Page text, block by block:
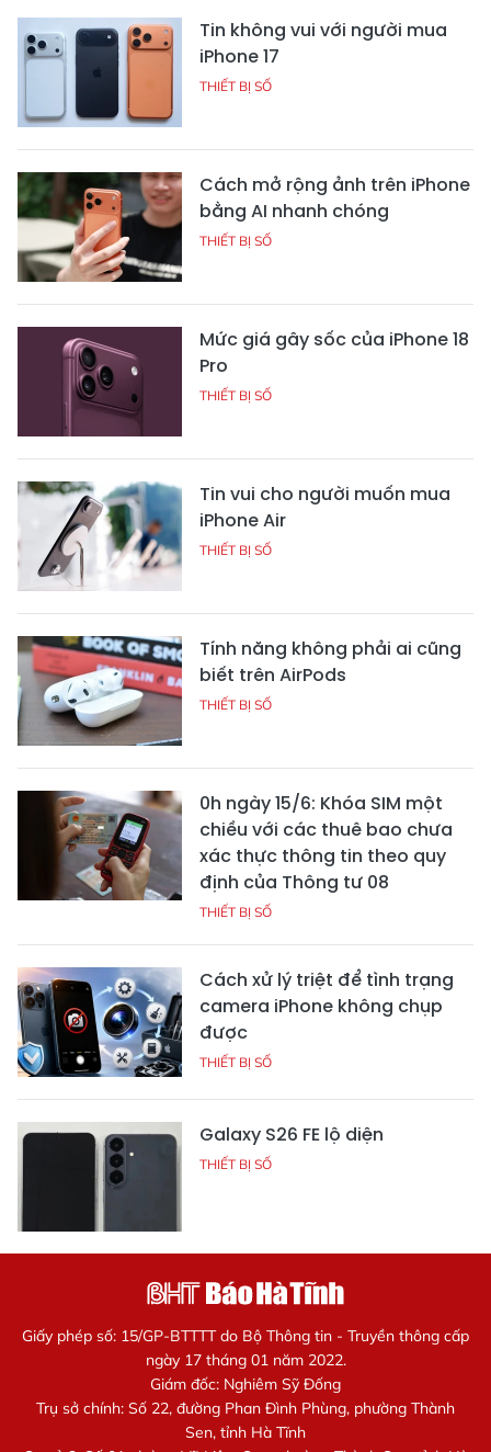
Tin không vui với người mua
iPhone 17
THIẾT BỊ SỐ
Cách mở rộng ảnh trên iPhone
bằng AI nhanh chóng
THIẾT BỊ SỐ
Mức giá gây sốc của iPhone 18
Pro
THIẾT BỊ SỐ
Tin vui cho người muốn mua
iPhone Air
THIẾT BỊ SỐ
Tính năng không phải ai cũng
biết trên AirPods
THIẾT BỊ SỐ
0h ngày 15/6: Khóa SIM một
chiều với các thuê bao chưa
xác thực thông tin theo quy
định của Thông tư 08
THIẾT BỊ SỐ
Cách xử lý triệt để tình trạng
camera iPhone không chụp
được
THIẾT BỊ SỐ
Galaxy S26 FE lộ diện
THIẾT BỊ SỐ
Giấy phép số: 15/GP-BTTTT do Bộ Thông tin - Truyền thông cấp
ngày 17 tháng 01 năm 2022.
Giám đốc: Nghiêm Sỹ Đống
Trụ sở chính: Số 22, đường Phan Đình Phùng, phường Thành
Sen, tỉnh Hà Tĩnh